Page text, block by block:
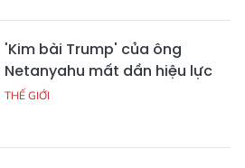
'Kim bài Trump' của ông
Netanyahu mất dần hiệu lực
THẾ GIỚI